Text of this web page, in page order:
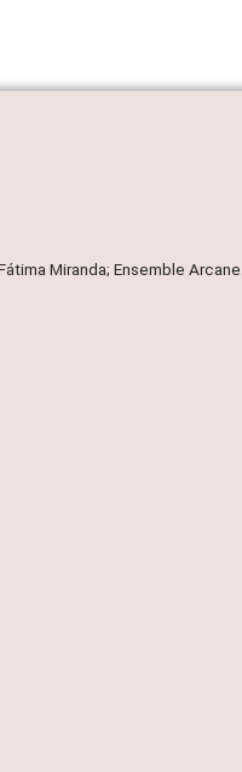
Miranda; Ensemble Arcane.